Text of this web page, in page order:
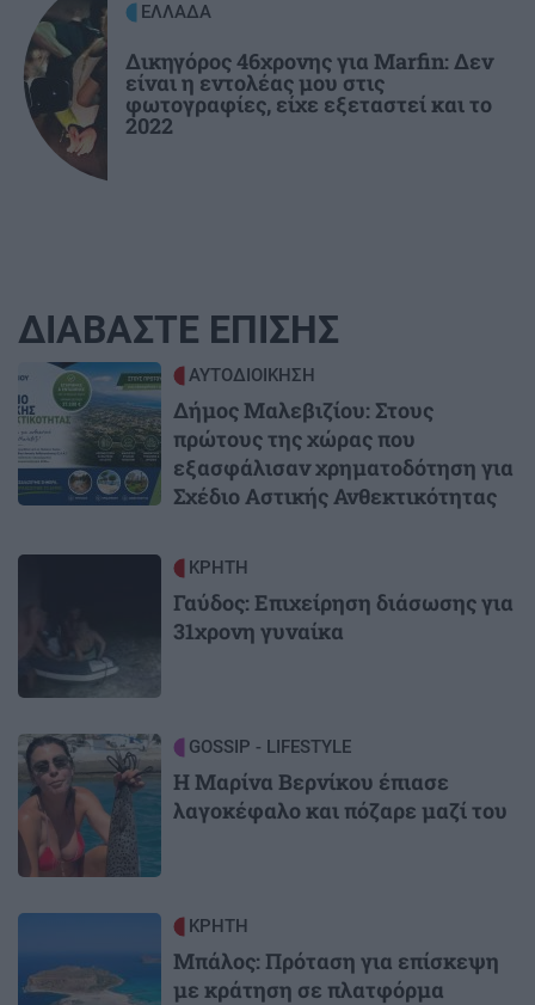
ΕΛΛΑΔΑ
Δικηγόρος 46χρονης για Marfin: Δεν
είναι η εντολέας μου στις
φωτογραφίες, είχε εξεταστεί και το
2022
ΔΙΑΒΑΣΤΕ ΕΠΙΣΗΣ
Image ΑΥΤΟΔΙΟΙΚΗΣΗ
Δήμος Μαλεβιζίου: Στους
πρώτους της χώρας που
εξασφάλισαν χρηματοδότηση για
Σχέδιο Αστικής Ανθεκτικότητας
ΚΡΗΤΗ
Γαύδος: Επιχείρηση διάσωσης για
31χρονη γυναίκα
Image GOSSIP - LIFESTYLE
Η Μαρίνα Βερνίκου έπιασε
λαγοκέφαλο και πόζαρε μαζί του
ΚΡΗΤΗ
Μπάλος: Πρόταση για επίσκεψη
με κράτηση σε πλατφόρμα